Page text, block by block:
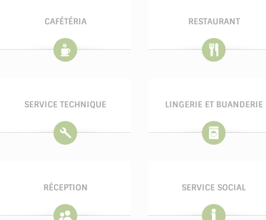
CAFÉTÉRIA RESTAURANT
SERVICE TECHNIQUE LINGERIE ET BUANDERIE
RÉCEPTION SERVICE SOCIAL